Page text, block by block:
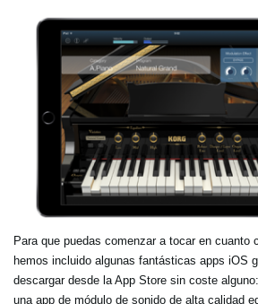
Para que puedas comenzar a tocar en cuanto
hemos incluido algunas fantásticas apps iOS
descargar desde la App Store sin coste
una app de módulo de sonido de alta calidad